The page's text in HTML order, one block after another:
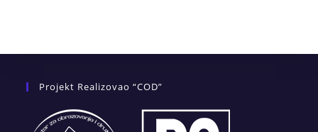
Projekt Realizovao “COD”